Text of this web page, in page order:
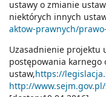
ustawy o zmianie
niektórych innych
aktow-prawnych/
Uzasadnienie projektu
postępowania karnego
ustaw,https://legislacja.rcl.gov.pl/
http://